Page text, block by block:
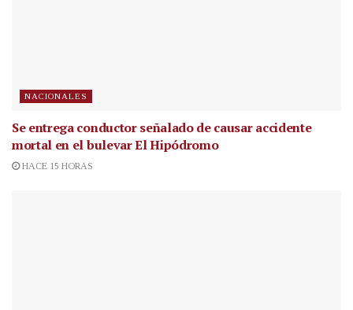
NACIONALES
Se entrega conductor señalado de causar accidente
mortal en el bulevar El Hipódromo
HACE 15 HORAS